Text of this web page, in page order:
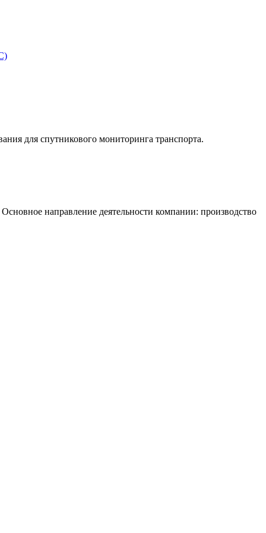
для спутникового мониторинга транспорта.
направление деятельности компании: производство